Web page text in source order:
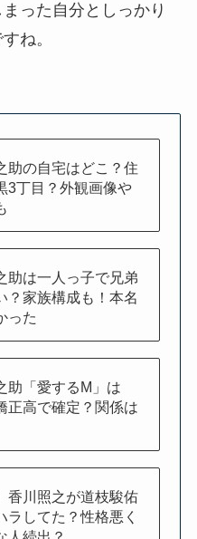
った自分としっかり
ね。
助の自宅はどこ？住
3丁目？外観画像や
助は一人っ子で兄弟
？家族構成も！本名
った
助「愛するM」は
正高で確定？関係は
香川照之が道枝駿佑
ラしてた？性格悪く